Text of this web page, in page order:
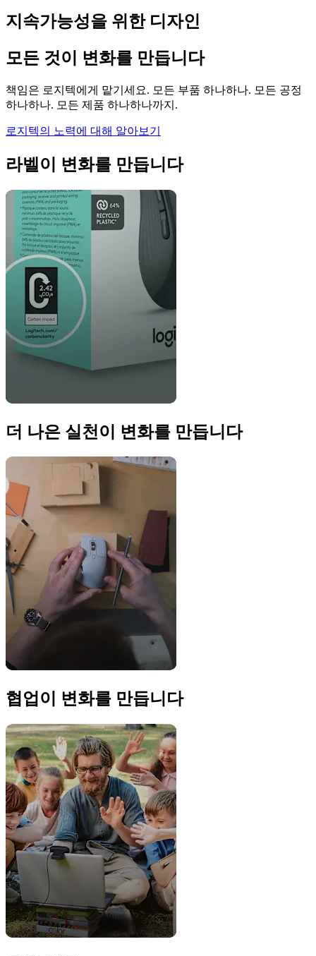
지속가능성을 위한 디자인
모든 것이 변화를 만듭니다
책임은 로지텍에게 맡기세요. 모든 부품 하나하나. 모든 공정
하나하나. 모든 제품 하나하나까지.
로지텍의 노력에 대해 알아보기
라벨이 변화를 만듭니다
더 나은 실천이 변화를 만듭니다
협업이 변화를 만듭니다